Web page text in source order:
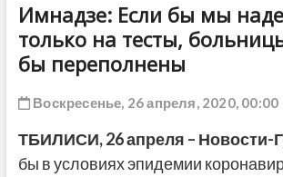
Имнадзе: Если бы мы
только на тесты,
бы переполнены
Воскресенье, 26 апреля, 2020, 00:00
ТБИЛИСИ, 26 апреля – Новости-
бы в условиях эпидемии